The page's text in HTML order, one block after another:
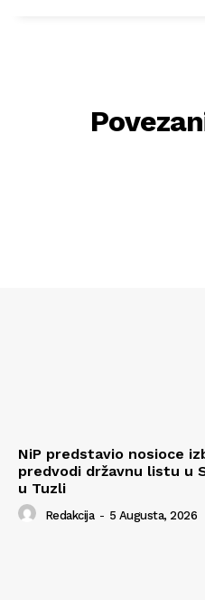
NiP predstavio nosioce
predvodi državnu listu u
u Tuzli
Redakcija - 5 Augusta, 2026